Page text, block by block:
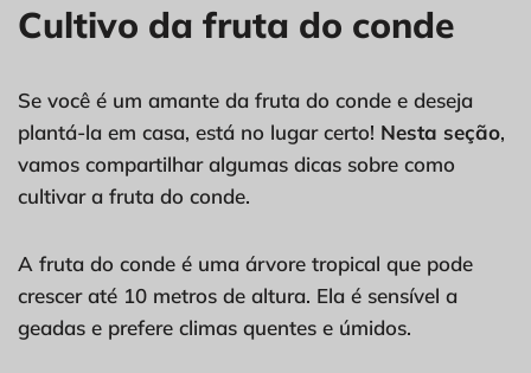
Cultivo da fruta do conde
Se você é um amante da fruta do conde e deseja
plantá-la em casa, está no lugar certo! Nesta seção,
vamos compartilhar algumas dicas sobre como
cultivar a fruta do conde.
A fruta do conde é uma árvore tropical que pode
crescer até 10 metros de altura. Ela é sensível a
geadas e prefere climas quentes e úmidos.